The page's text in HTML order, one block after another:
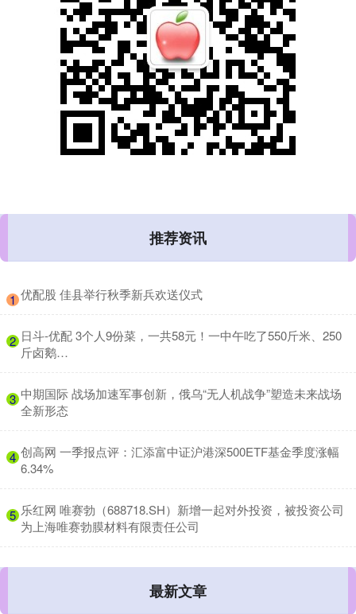
推荐资讯
1 ​优配股 佳县举行秋季新兵欢送仪式
2 ​日斗-优配 3个人9份菜，一共58元！一中午吃了550斤米、250
斤卤鹅…
3 ​中期国际 战场加速军事创新，俄乌“无人机战争”塑造未来战场
全新形态
4 ​创高网 一季报点评：汇添富中证沪港深500ETF基金季度涨幅
6.34%
5 ​乐红网 唯赛勃（688718.SH）新增一起对外投资，被投资公司
为上海唯赛勃膜材料有限责任公司
最新文章